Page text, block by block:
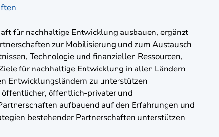
für nachhaltige Entwicklung ausbauen, ergänzt
zur Mobilisierung und zum Austausch
Technologie und finanziellen Ressourcen,
für nachhaltige Entwicklung in allen Ländern
Entwicklungsländern zu unterstützen
öffentlich-privater und
aufbauend auf den Erfahrungen und
bestehender Partnerschaften unterstützen